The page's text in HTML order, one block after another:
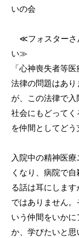
いの会
≪フォスターさ
い≫
「心神喪失者等
法律の問題はあり
が、この法律で
社会にもどってく
を仲間としてどう
入院中の精神医
くなり、病院で自
る話は耳にしま
ではありません。
いう仲間をいか
か、学びたいと思